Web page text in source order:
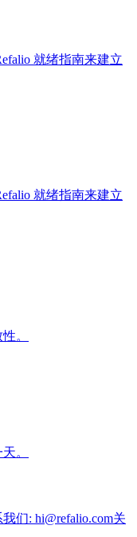
就绪指南来建立
就绪指南来建立
。
。
我们: hi@refalio.com关